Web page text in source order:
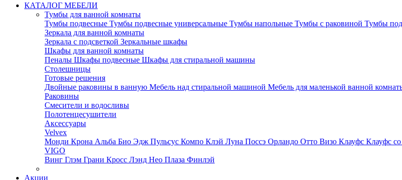
КАТАЛОГ МЕБЕЛИ
Тумбы для ванной комнаты
Тумбы подвесные Тумбы подвесные универсальные Тумбы напольные Тумбы с раковиной Тумбы
Зеркала для ванной комнаты
Зеркала с подсветкой Зеркальные шкафы
Шкафы для ванной комнаты
Пеналы Шкафы подвесные Шкафы для стиральной машины
Столешницы
Готовые решения
Двойные раковины в ванную Мебель над стиральной машиной Мебель для маленькой ванной
Раковины
Смесители и водосливы
Полотенцесушители
Аксессуары
Velvex
Монди Крона Альба Био Эдж Пульсус Компо Клэй Луна Поссэ Орландо Отто Визо Клауфс Клауфс
VIGO
Винг Глэм Грани Кросс Лэнд Нео Плаза Финлэй
Акции